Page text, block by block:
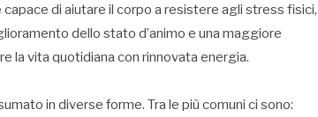
di aiutare il corpo a resistere agli stress fisici,
dello stato d’animo e una maggiore
la vita quotidiana con rinnovata energia.
in diverse forme. Tra le più comuni ci sono: